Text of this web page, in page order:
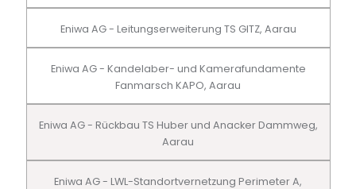
Eniwa AG - Leitungserweiterung TS GITZ, Aarau
Eniwa AG - Kandelaber- und Kamerafundamente
Fanmarsch KAPO, Aarau
Eniwa AG - Rückbau TS Huber und Anacker Dammweg,
Aarau
Eniwa AG - LWL-Standortvernetzung Perimeter A,